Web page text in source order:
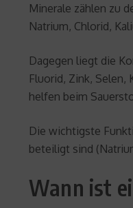
Minerale zählen zu
Natrium, Chlorid,
Dagegen liegt die
Fluorid, Zink,
helfen beim
Die wichtigste
beteiligt sind
Wann ist